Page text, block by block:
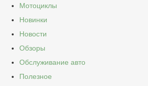
Мотоциклы
Новинки
Новости
Обзоры
Обслуживание авто
Полезное